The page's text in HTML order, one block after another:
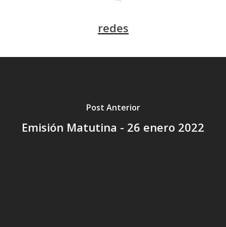
redes
Post Anterior
Emisión Matutina - 26 enero 2022